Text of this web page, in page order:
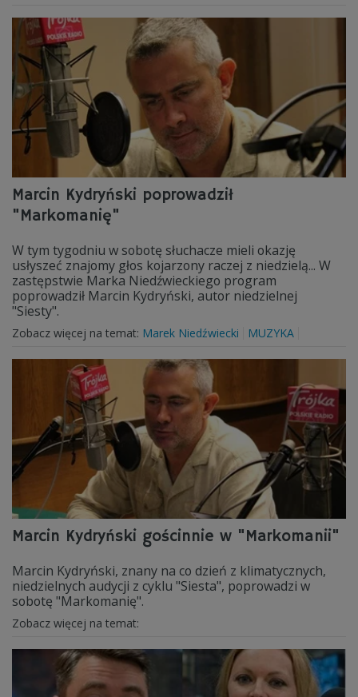
Marcin Kydryński poprowadził
"Markomanię"
W tym tygodniu w sobotę słuchacze mieli okazję
usłyszeć znajomy głos kojarzony raczej z niedzielą... W
zastępstwie Marka Niedźwieckiego program
poprowadził Marcin Kydryński, autor niedzielnej
"Siesty".
Zobacz więcej na temat: Marek Niedźwiecki MUZYKA
Marcin Kydryński gościnnie w "Markomanii"
Marcin Kydryński, znany na co dzień z klimatycznych,
niedzielnych audycji z cyklu "Siesta", poprowadzi w
sobotę "Markomanię".
Zobacz więcej na temat: